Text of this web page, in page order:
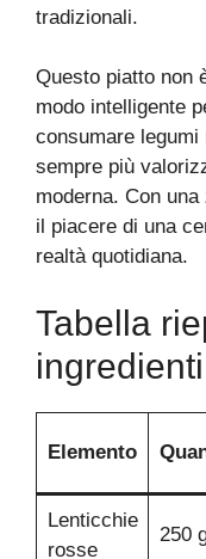
tradizionali.
Questo piatto non
modo intelligente
consumare
sempre più
moderna. Con
il piacere di una
realtà quotidiana.
Tabella
ingredienti
Elemento
Lenticchie
rosse
250